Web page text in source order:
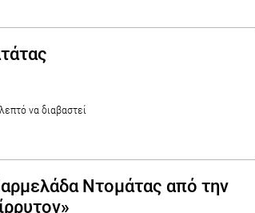
να διαβαστεί
Ντομάτας από την